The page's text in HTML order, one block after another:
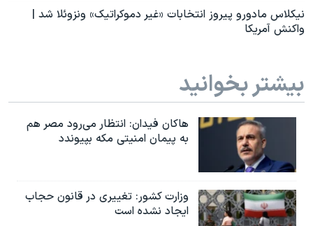
نیکلاس مادورو پیروز انتخابات «غیر دموکراتیک» ونزوئلا شد |
واکنش آمریکا
بیشتر بخوانید
هاکان فیدان: انتظار می‌رود مصر هم
به پیمان امنیتی مکه بپیوندد
وزارت کشور: تغییری در قانون حجاب
ایجاد نشده است